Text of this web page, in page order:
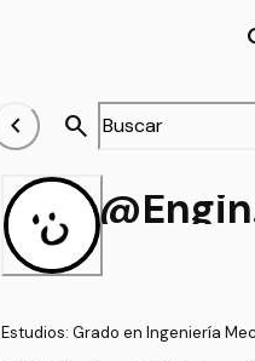
chevron_left search
Estudios: Grado en Ingeniería